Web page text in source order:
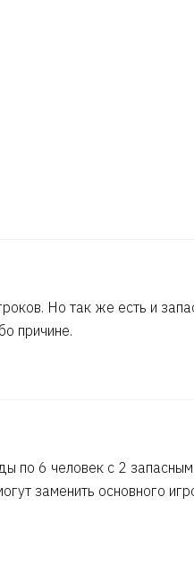
Но так же есть и
причине.
по 6 человек с 2
заменить основного